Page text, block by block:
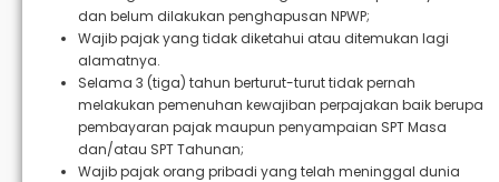
dan belum dilakukan penghapusan NPWP;
Wajib pajak yang tidak diketahui atau ditemukan lagi
alamatnya.
Selama 3 (tiga) tahun berturut-turut tidak pernah
melakukan pemenuhan kewajiban perpajakan baik berupa
pembayaran pajak maupun penyampaian SPT Masa
dan/atau SPT Tahunan;
Wajib pajak orang pribadi yang telah meninggal dunia